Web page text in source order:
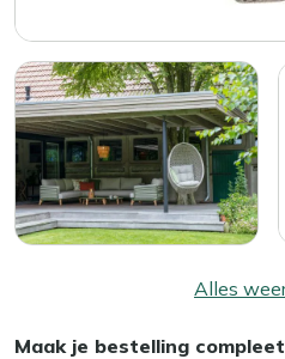
Alles
Maak je bestelling